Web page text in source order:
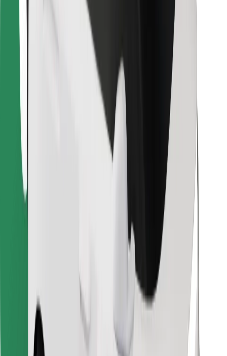
Obtenez un trajet en quelques minutes !
Télécharger l'appli Bolt
Retrouvez tous vos plats favoris !
Télécharger l'appli Bolt Food